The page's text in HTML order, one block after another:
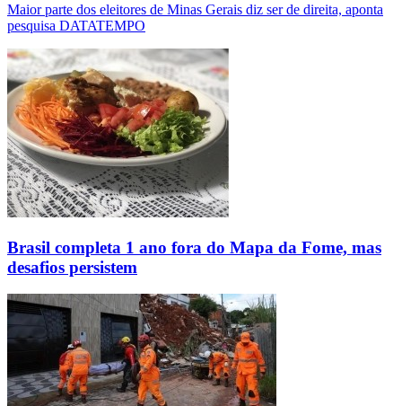
Maior parte dos eleitores de Minas Gerais diz ser de direita, aponta
pesquisa DATATEMPO
Brasil completa 1 ano fora do Mapa da Fome, mas
desafios persistem